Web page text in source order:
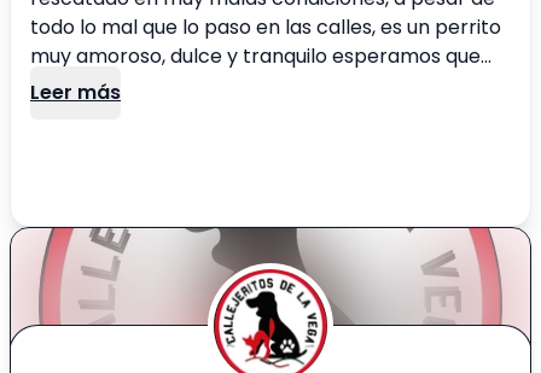
todo lo mal que lo paso en las calles, es un perrito
muy amoroso, dulce y tranquilo esperamos que
pueda encontrar una familia que lo ame y cuide
Leer más